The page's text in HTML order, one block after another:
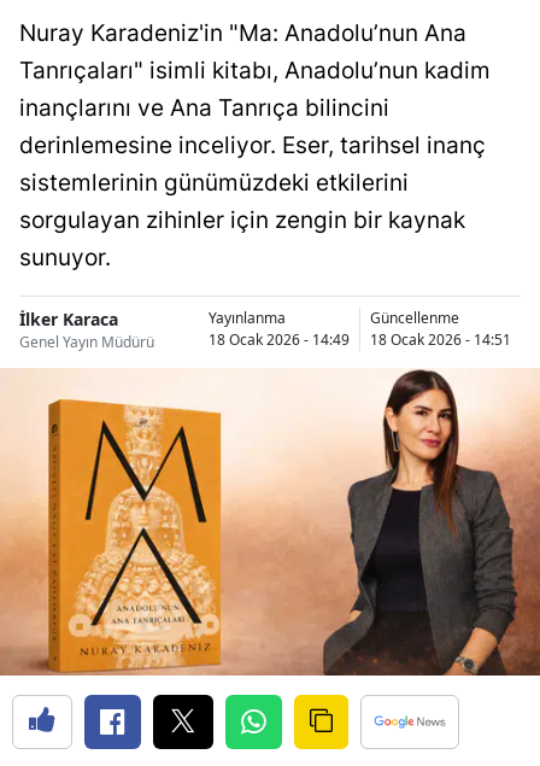
Nuray Karadeniz'in "Ma: Anadolu’nun Ana
Tanrıçaları" isimli kitabı, Anadolu’nun kadim
inançlarını ve Ana Tanrıça bilincini
derinlemesine inceliyor. Eser, tarihsel inanç
sistemlerinin günümüzdeki etkilerini
sorgulayan zihinler için zengin bir kaynak
sunuyor.
İlker Karaca
Genel Yayın Müdürü
Yayınlanma
18 Ocak 2026 - 14:49
Güncellenme
18 Ocak 2026 - 14:51